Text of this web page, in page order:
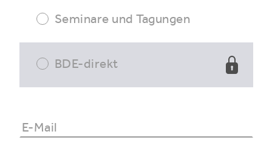
Seminare und Tagungen
BDE-direkt